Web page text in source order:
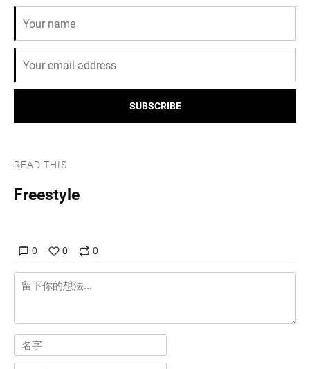
SUBSCRIBE
READ THIS
Freestyle